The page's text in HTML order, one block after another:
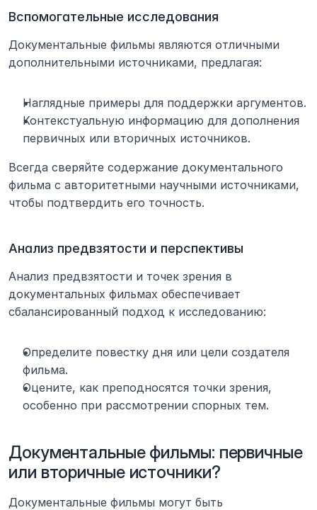
Вспомогательные исследования
Документальные фильмы являются отличными
дополнительными источниками, предлагая:
Наглядные примеры для поддержки аргументов.
Контекстуальную информацию для дополнения
первичных или вторичных источников.
Всегда сверяйте содержание документального
фильма с авторитетными научными источниками,
чтобы подтвердить его точность.
Анализ предвзятости и перспективы
Анализ предвзятости и точек зрения в
документальных фильмах обеспечивает
сбалансированный подход к исследованию:
Определите повестку дня или цели создателя
фильма.
Оцените, как преподносятся точки зрения,
особенно при рассмотрении спорных тем.
Документальные фильмы: первичные
или вторичные источники?
Документальные фильмы могут быть